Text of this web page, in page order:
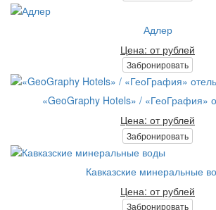
Адлер
Цена: от рублей
Забронировать
«GeoGraphy Hotels» / «ГеоГрафия»
Цена: от рублей
Забронировать
Кавказские минеральные
Цена: от рублей
Забронировать